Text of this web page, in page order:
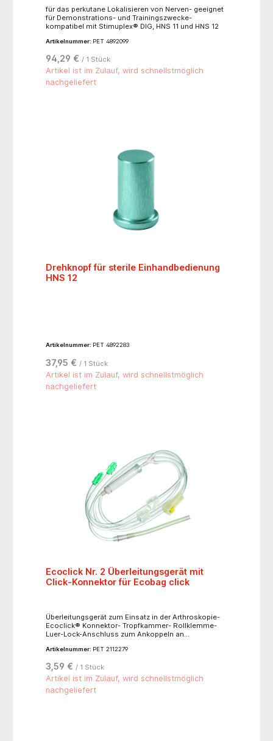
für das perkutane Lokalisieren von Nerven- geeignet
für Demonstrations- und Trainingszwecke-
kompatibel mit Stimuplex® DIG, HNS 11 und HNS 12
Artikelnummer: PET 4892099
94,29 € / 1 Stück
Artikel ist im Zulauf, wird schnellstmöglich
nachgeliefert
Drehknopf für sterile Einhandbedienung
HNS 12
Artikelnummer: PET 4892283
37,95 € / 1 Stück
Artikel ist im Zulauf, wird schnellstmöglich
nachgeliefert
Ecoclick Nr. 2 Überleitungsgerät mit
Click-Konnektor für Ecobag click
Überleitungsgerät zum Einsatz in der Arthroskopie-
Ecoclick® Konnektor- Tropfkammer- Rollklemme-
Luer-Lock-Anschluss zum Ankoppeln an
Artikelnummer: PET 2112279
3,59 € / 1 Stück
Artikel ist im Zulauf, wird schnellstmöglich
nachgeliefert